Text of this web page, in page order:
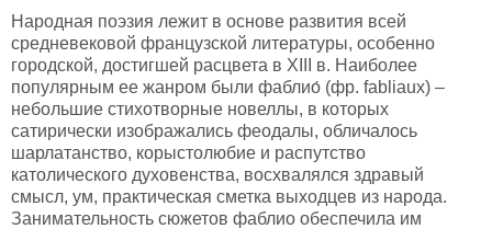
Народная поэзия лежит в основе развития всей
средневековой французской литературы, особенно
городской, достигшей расцвета в XIII в. Наиболее
популярным ее жанром были фаблио́ (фр. fabliaux) –
небольшие стихотворные новеллы, в которых
сатирически изображались феодалы, обличалось
шарлатанство, корыстолюбие и распутство
католического духовенства, восхвалялся здравый
смысл, ум, практическая сметка выходцев из народа.
Занимательность сюжетов фаблио обеспечила им